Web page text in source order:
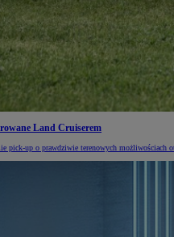
Land Cruiserem
up o prawdziwie terenowych możliwościach